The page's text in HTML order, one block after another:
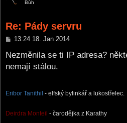
Bůh
Re: Pády servru
P
s
13:24 18. Jan 2014
Nezměnila se ti IP adresa?
nemají stálou.
Eribor Tanithil - elfský bylinkář a lukostřelec.
Deirdra Monteil - čarodějka z Karathy